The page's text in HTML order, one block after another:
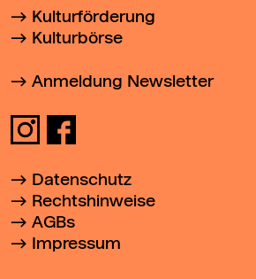
Kulturförderung
Kulturbörse
Anmeldung Newsletter
Datenschutz
Rechtshinweise
AGBs
Impressum